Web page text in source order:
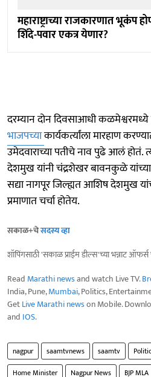
महाराष्ट्राच्या राजकारणात भूकंप
शिंदे-पवार एकत्र येणार?
दरम्यान दोन दिवसाआधी कळमेश्वरमध्ये
भाजपच्याकार्यकर्त्यांला मारहाण
उमेदवाराच्या पतीचे नाव पुढे आलं होतं.
देशमुख यांनी चंद्रशेखर बावनकुळे
सद्या नागपूर जिल्ह्यत आशिष देशमुख
प्रमाणात चर्चा होतेय.
सकाळ+चेसदस्य व्हा
शॉपिंगसाठी 'सकाळ प्राईम डील्स'च्या भन्नाट ऑफर्स
Read Marathi newsand watch Live TV.
India, Pune,Mumbai, Politics,
GetLive Marathi newson Mobile.
and IOS.
nagpur saamtvnews saamtv
Home Minister
Nagpur News BJP MLA